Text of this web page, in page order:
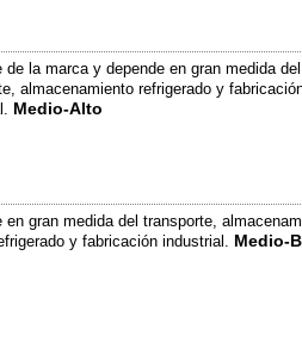
de la marca y depende en gran medida del
almacenamiento refrigerado y
Medio-Alto
en gran medida del transporte,
y fabricación industrial. Medio-